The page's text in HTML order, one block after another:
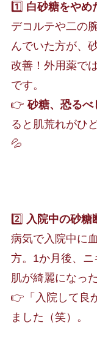
1️⃣ 白砂糖をやめ
デコルテや二の
んでいた方が、
改善！外用薬で
です。
👉砂糖、恐るべ
ると肌荒れがひ
💦
2️⃣ 入院中の砂糖
病気で入院中に
方。1か月後、
肌が綺麗になっ
👉「入院して良
ました（笑）。